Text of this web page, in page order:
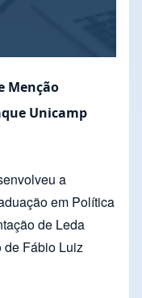
Menção
Unicamp
a
em Política
de Leda
de Fábio Luiz